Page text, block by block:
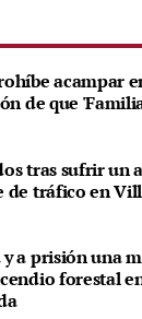
acampar
de que
tras sufrir un
de tráfico en
a prisión una
forestal